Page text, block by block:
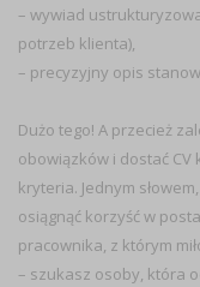
– wywiad
potrzeb klienta),
– precyzyjny opis
Dużo tego! A przecież
obowiązków i dostać CV
kryteria. Jednym
osiągnąć korzyść w
pracownika, z którym
– szukasz osoby, która